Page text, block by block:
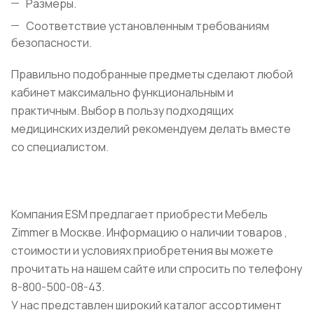
Размеры.
Соответствие установленным требованиям
безопасности.
Правильно подобранные предметы сделают любой
кабинет максимально функциональным и
практичным. Выбор в пользу подходящих
медицинских изделий рекомендуем делать вместе
со специалистом.
Компания ESM предлагает приобрести Мебель
Zimmer в Москве. Информацию о наличии товаров ,
стоимости и условиях приобретения вы можете
прочитать на нашем сайте или спросить по телефону
8-800-500-08-43.
У нас представлен широкий каталог ассортимент